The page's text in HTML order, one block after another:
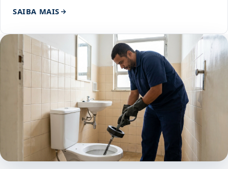
SAIBA MAIS